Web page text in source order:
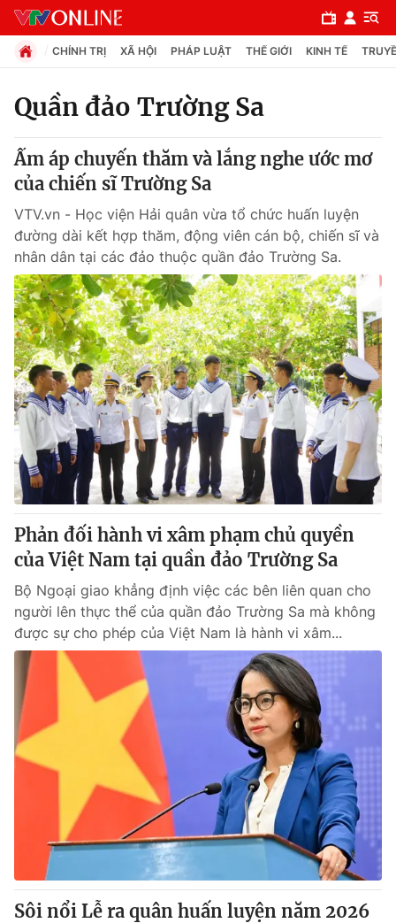
Chuyên mục
Chính trị
Xã hội
Pháp luật
Y tế
Thế giới
Tin tức
Thế giới đó đây
Câu chuyện quốc tế
Kinh tế
Tài chính
Thị trường
Góc doanh nghiệp
Dữ liệu và đời sống
Truyền hình
Phim VTV
Hậu trường
Nhân vật
Khán giả
Giải sao mai
Giải trí
Điện ảnh
Âm nhạc
Sao
Đời sống
Du lịch
Làm đẹp
Chất lượng cuộc sống
Giáo dục
Tuyển sinh
Học trực tuyến
Công nghệ
Hitech Công nghệ tương lai
Sản phẩm
Thị trường
Tư vấn
Giao lưu trực tuyến
Lịch phát sóng
Chuyên mục khác
CHÍNH TRỊ XÃ HỘI PHÁP LUẬT THẾ GIỚI KINH TẾ
Quần đảo Trường Sa
Ấm áp chuyến thăm và lắng nghe ước mơ
của chiến sĩ Trường Sa
VTV.vn - Học viện Hải quân vừa tổ chức huấn luyện
đường dài kết hợp thăm, động viên cán bộ, chiến sĩ và
nhân dân tại các đảo thuộc quần đảo Trường Sa.
Phản đối hành vi xâm phạm chủ quyền
của Việt Nam tại quần đảo Trường Sa
Bộ Ngoại giao khẳng định việc các bên liên quan cho
người lên thực thể của quần đảo Trường Sa mà không
được sự cho phép của Việt Nam là hành vi xâm...
Sôi nổi Lễ ra quân huấn luyện năm 2026